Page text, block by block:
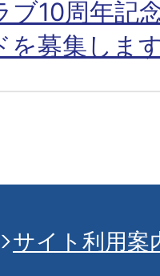
ブ10周年記
を募集しま
サイト利用案